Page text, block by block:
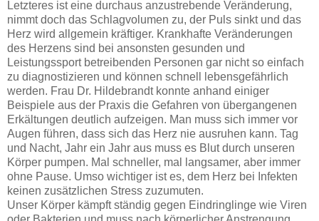
Letzteres ist eine durchaus anzustrebende Veränderung,
nimmt doch das Schlagvolumen zu, der Puls sinkt und das
Herz wird allgemein kräftiger. Krankhafte Veränderungen
des Herzens sind bei ansonsten gesunden und
Leistungssport betreibenden Personen gar nicht so einfach
zu diagnostizieren und können schnell lebensgefährlich
werden. Frau Dr. Hildebrandt konnte anhand einiger
Beispiele aus der Praxis die Gefahren von übergangenen
Erkältungen deutlich aufzeigen. Man muss sich immer vor
Augen führen, dass sich das Herz nie ausruhen kann. Tag
und Nacht, Jahr ein Jahr aus muss es Blut durch unseren
Körper pumpen. Mal schneller, mal langsamer, aber immer
ohne Pause. Umso wichtiger ist es, dem Herz bei Infekten
keinen zusätzlichen Stress zuzumuten.
Unser Körper kämpft ständig gegen Eindringlinge wie Viren